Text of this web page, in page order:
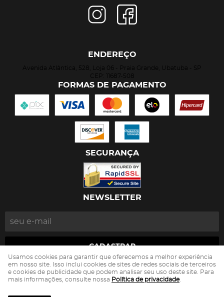
ENDEREÇO
Avenida Atlântica, 528, Loja 06 - Praia Grande, Ubatuba - SP
CEP: 11687-508
FORMAS DE PAGAMENTO
SEGURANÇA
NEWSLETTER
CADASTRAR
João Ricardo de Castro Toledo CNPJ: 13.263.497/0001-82
Usamos cookies para garantir que oferecemos a melhor experiência
em nosso site. Isso inclui cookies de sites de redes sociais de terceiros
e cookies de publicidade que podem analisar seu uso deste site. Para
mais informações, consulte nossa Política de privacidade.